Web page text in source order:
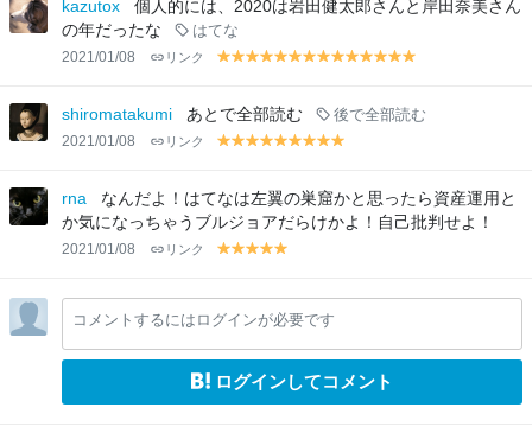
w
kazutox
個人的には、2020は岩田健太郎さんと岸田奈美さん
の年だったな
はてな
2021/01/08 リンク
y
lo
w
y
lo
w
y
lo
w
y
lo
w
y
lo
w
y
lo
w
y
w
y
lo
w
y
lo
w
y
lo
y
lo
y
lo
y
lolo
shiromatakumi あとで全部読む 後で全部読む
2021/01/08 リンク
y
lo
w
y
lo
w
y
lo
w
y
lo
w
y
lo
w
y
lo
w
y
lo
w
y
lo
w
lo
w
rna
なんだよ！はてなは左翼の巣窟かと思ったら資産運用と
か気になっちゃうブルジョアだらけかよ！自己批判せよ！
2021/01/08 リンク
y
lo
w
y
lo
w
y
lo
w
y
lo
w
lo
w
コメントするにはログインが必要です
ログインしてコメント